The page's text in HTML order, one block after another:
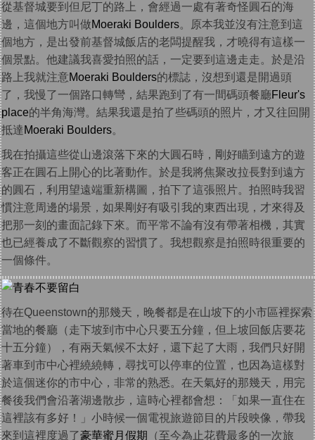
從基督城要到但尼丁的路上，會經過一處有著奇怪圓石的海
邊，這個地方叫做Moeraki Boulders。原本我並沒有注意到這
個地方，是出發前基督城飯店的老闆提醒我，才曉得有這樣一
個景點。他建議我喜愛拍照的話，一定要到這邊走走。於是沿
路上我就注意Moeraki Boulders的標誌，沒想到還是開過頭
了，我慢了一個路口轉彎，結果跑到了有一間碼頭餐廳Fleur's
place的半角海灣。結果我還是拍了些碼頭的照片，才又往回開
抵達 Moeraki Boulders。
我在拍攝這些從山邊滾落下來的大圓石時，剛好瞄到遠方的遊
客正在圓石上開心的比著動作。於是我將焦聚改拉長對到遠方
的圓石，利用望遠端重新構圖，拍下了這張照片。拍照時我習
慣注意周邊的場景，如果剛好有吸引我的東西出現，才來得及
把那一刻的畫面記錄下來。而平常不論有沒有帶著相機，其實
也已經養成了不斷觀察的習慣了。我想觀察是拍照時很重要的
一個條件。
待在Queenstown的那幾天，晚餐都是在山坡下的小市區裡探索
當地的餐廳（走下坡到市中心只要五分鐘，但上坡回飯店要花
十五分鐘），有兩天氣候不太好，還下起了大雨，我們只好開
著車到市中心裡繞繞轉，尋找可以停車的位置，也因為這樣對
於這個迷你的市中心，非常的熟悉。在天氣好的那幾天，用完
餐後我們會沿著湖邊散步，這時心裡都會想：「如果一直住在
這裡該有多好！」小時候一個電視旅遊節目的片段映像，帶我
來到這裡度過了豪華蜜月假期
（至今為止花費最多的一次旅